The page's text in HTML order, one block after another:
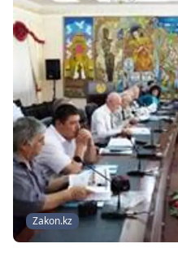
Zakon.kz